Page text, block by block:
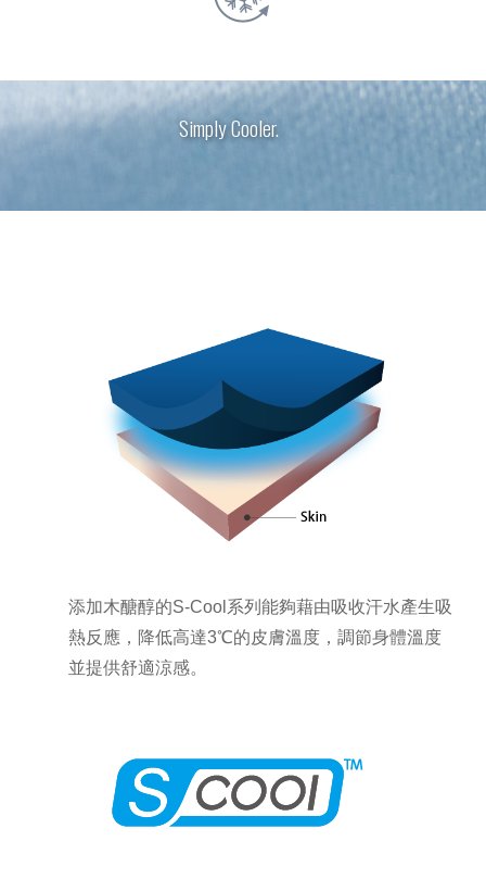
Simply Cooler.
添加木醣醇的S-Cool系列能夠藉由吸收汗水產生吸
熱反應，降低高達3℃的皮膚溫度，調節身體溫度
並提供舒適涼感。